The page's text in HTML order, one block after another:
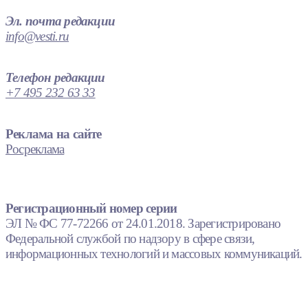
Эл. почта редакции
info@vesti.ru
Телефон редакции
+7 495 232 63 33
Реклама на сайте
Росреклама
Регистрационный номер серии
ЭЛ № ФС 77-72266 от 24.01.2018. Зарегистрировано
Федеральной службой по надзору в сфере связи,
информационных технологий и массовых коммуникаций.